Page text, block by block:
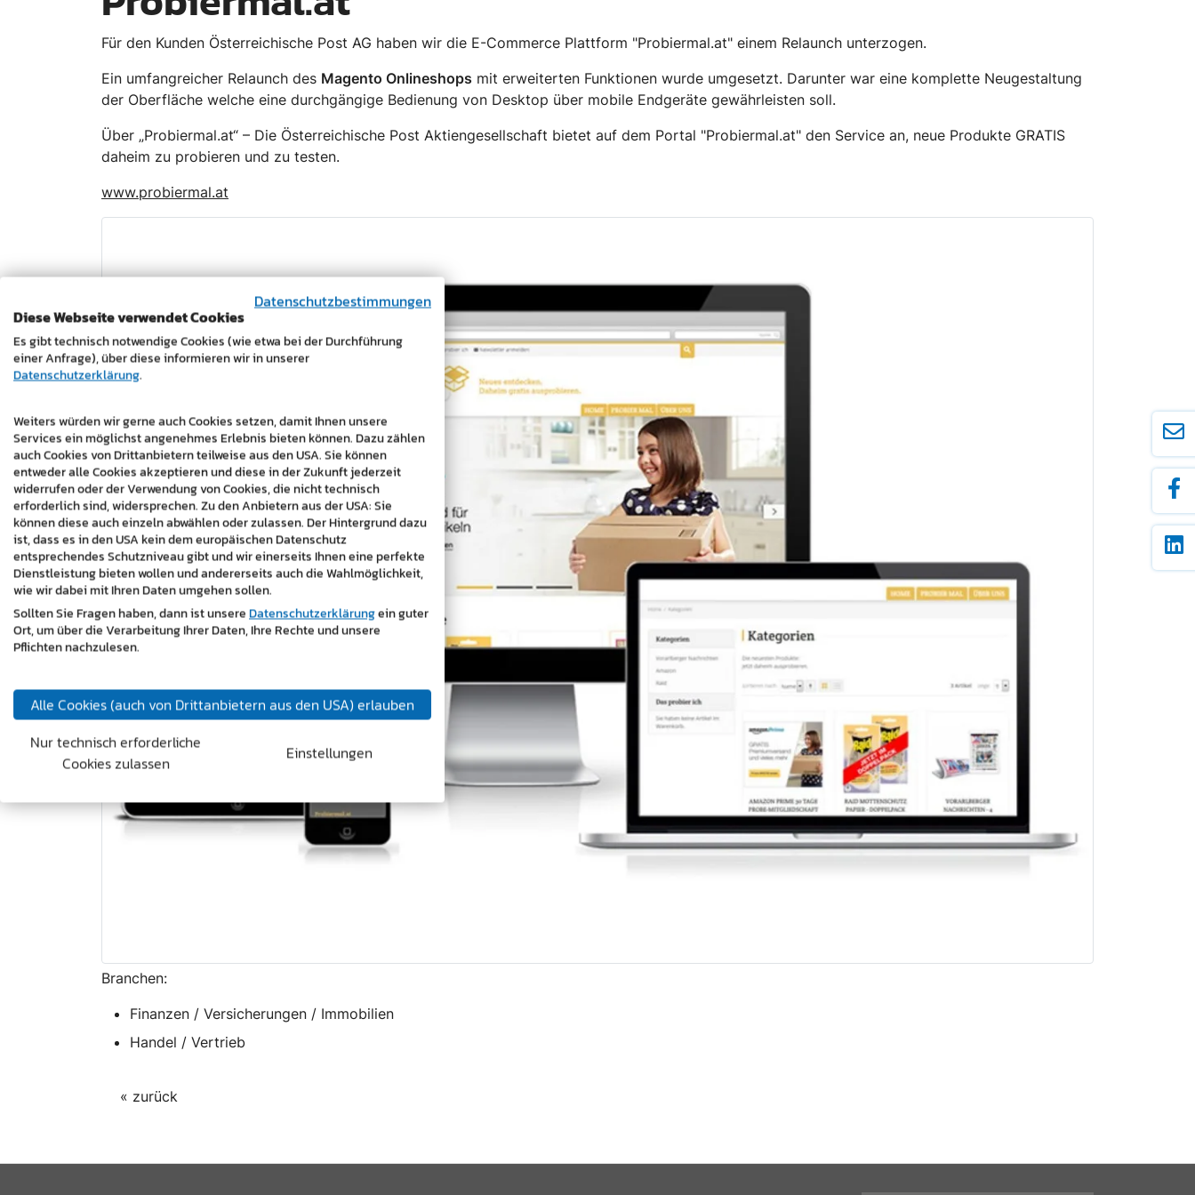
Für den Kunden Österreichische Post AG haben wir die E-Commerce Plattform "Probiermal.at" einem Relaunch unterzogen.
Ein umfangreicher Relaunch des Magento Onlineshops mit erweiterten Funktionen wurde umgesetzt. Darunter war eine komplette Neugestaltung
der Oberfläche welche eine durchgängige Bedienung von Desktop über mobile Endgeräte gewährleisten soll.
Über „Probiermal.at“ – Die Österreichische Post Aktiengesellschaft bietet auf dem Portal "Probiermal.at" den Service an, neue Produkte GRATIS
daheim zu probieren und zu testen.
www.probiermal.at
Branchen:
Finanzen / Versicherungen / Immobilien
Handel / Vertrieb
« zurück
Datenschutzbestimmungen
Diese Webseite verwendet Cookies
Es gibt technisch notwendige Cookies (wie etwa bei der Durchführung
einer Anfrage), über diese informieren wir in unserer
Datenschutzerklärung.
Weiters würden wir gerne auch Cookies setzen, damit Ihnen unsere
Services ein möglichst angenehmes Erlebnis bieten können. Dazu zählen
auch Cookies von Drittanbietern teilweise aus den USA. Sie können
entweder alle Cookies akzeptieren und diese in der Zukunft jederzeit
widerrufen oder der Verwendung von Cookies, die nicht technisch
erforderlich sind, widersprechen. Zu den Anbietern aus der USA: Sie
können diese auch einzeln abwählen oder zulassen. Der Hintergrund dazu
ist, dass es in den USA kein dem europäischen Datenschutz
entsprechendes Schutzniveau gibt und wir einerseits Ihnen eine perfekte
Dienstleistung bieten wollen und andererseits auch die Wahlmöglichkeit,
wie wir dabei mit Ihren Daten umgehen sollen.
Sollten Sie Fragen haben, dann ist unsereDatenschutzerklärungein guter
Ort, um über die Verarbeitung Ihrer Daten, Ihre Rechte und unsere
Pflichten nachzulesen.
Alle Cookies (auch von Drittanbietern aus den USA) erlauben
Nur technisch erforderliche
Cookies zulassen
Einstellungen